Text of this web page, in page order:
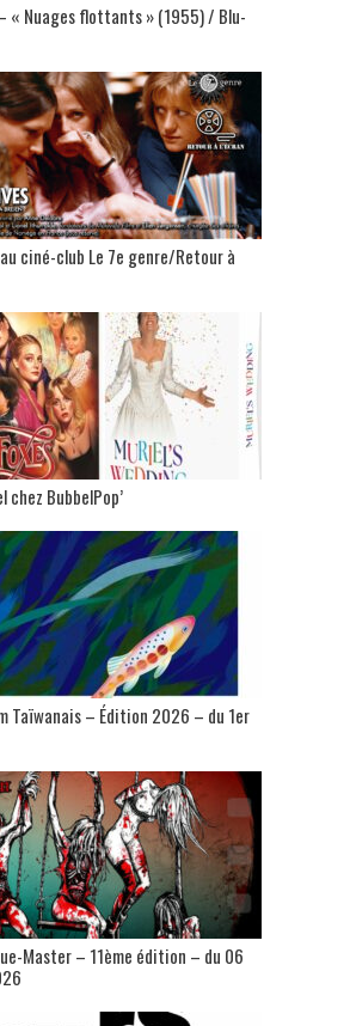
« Nuages flottants » (1955) / Blu-
ciné-club Le 7e genre/Retour à
chez BubbelPop’
Taïwanais – Édition 2026 – du 1er
Master – 11ème édition – du 06